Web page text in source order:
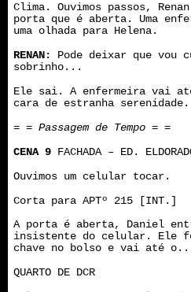
Clima. Ouvimos passos,
porta que é aberta. Uma
uma olhada para Helena.
RENAN:
Pode deixar que vou
sobrinho...
Ele sai. A enfermeira vai até
cara de estranha serenidade.
= = Passagem de Tempo = =
CENA 9 FACHADA – ED.
Ouvimos um celular tocar.
Corta para APTº 215 [INT.]
A porta é aberta, Daniel
insistente do celular. Ele
chave no bolso e vai até
QUARTO DE DCR